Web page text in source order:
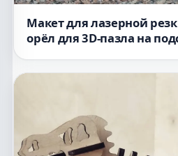
Макет для лазерной
орёл для 3D-пазла на